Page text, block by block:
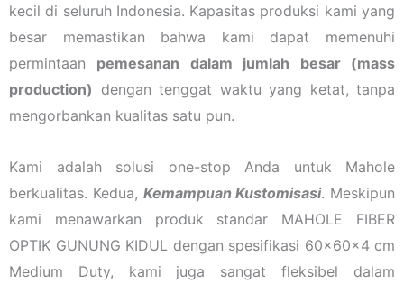
kecil di seluruh Indonesia. Kapasitas produksi kami yang
besar memastikan bahwa kami dapat memenuhi
permintaan pemesanan dalam jumlah besar (mass
production) dengan tenggat waktu yang ketat, tanpa
mengorbankan kualitas satu pun.
Kami adalah solusi one-stop Anda untuk Mahole
berkualitas. Kedua, Kemampuan Kustomisasi. Meskipun
kami menawarkan produk standar MAHOLE FIBER
OPTIK GUNUNG KIDUL dengan spesifikasi 60x60x4 cm
Medium Duty, kami juga sangat fleksibel dalam